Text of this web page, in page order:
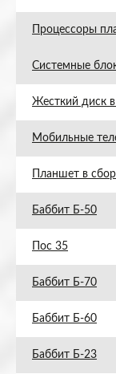
Процессоры
Системные
Жесткий диск
Мобильные
Планшет в
Баббит Б-50
Пос 35
Баббит Б-70
Баббит Б-60
Баббит Б-23